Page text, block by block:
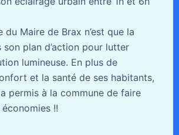
Maire de Brax n’est que la
son plan d’action pour lutter
lumineuse. En plus de
et la santé de ses habitants,
permis à la commune de faire
!!